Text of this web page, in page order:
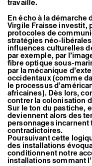
Rapports d'activité
Informations
Programmation
Agenda : en cours et
Expositions
Événements
Programmation
Médiation
Publics associés
Les Nouveaux
Artistes résident·es et
Résident·es
Artistes associé·es
Hors-les-murs
Ancien·nes
travaille.
En écho à la démarche
Virgile Fraisse investit,
protocoles de
stratégies néo-
influences culturelles
par exemple, par
fibre optique sous-
par la mécanique
occidentaux (comme
le processus
africaines). Dès lors,
contrer la colonisation
Sur le ton du pastiche,
deviennent alors des
personnages
contradictoires.
Poursuivant cette
des installations
conditionnent notre
installations sommant